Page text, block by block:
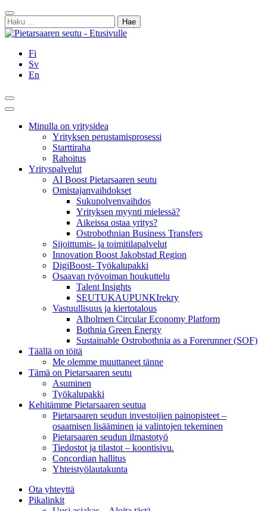
Siirry
sisältöön
Sulje
Haku:
Fi
Sv
En
Hae
Päävalikko
Minulla on yritysidea
Yrityksen perustamisprosessi
Starttiraha
Rahoitus
Yrityspalvelut
AI Boost Pietarsaaren seutu
Omistajanvaihdokset
Sukupolvenvaihdos
Yrityksen myynti mielessä?
Aikeissa ostaa yritys?
Ostrobothnian Business Transfers
Sijoittumis- ja toimitilapalvelut
Innovation Boost Jakobstad Region
DigiBoost- Työkalupakki
Osaavan työvoiman houkuttelu
Talent Insights
SEUTUKAUPUNKIrekry
Vastuullisuus ja kiertotalous
Alholmen Circular Economy Platform
Bothnia Green Energy
Sustainable Ostrobothnia as a Forerunner (SOF)
Täällä on töitä
Me olemme muuttaneet tänne
Tämä on Pietarsaaren seutu
Asuminen
Työkalupakki
Kehitämme Pietarsaaren seutua
Pietarsaaren seudun investoijien painopisteet –
osaamisen lisääminen ja valintojen tekeminen
Pietarsaaren seudun ilmastotyö
Tiedostot ja tilastot – koontisivu.
Concordian hallitus
Yhteistyölautakunta
Ota yhteyttä
Pikalinkit